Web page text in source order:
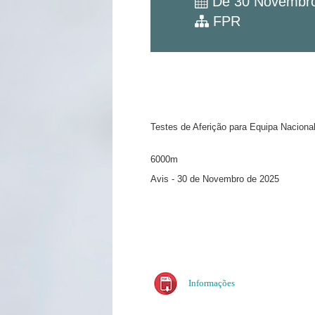
FPR
Testes de Aferição para Equipa Nacional
6000m
Avis - 30 de Novembro de 2025
Informações